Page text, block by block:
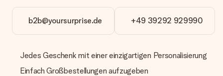
Wird die Rechnung mit der Bestellung mitverschickt?
Lieferschein. Die Rechnung zu deiner Bestellung erhältst du
zeitgleich mit der Bestätigungsmail und kannst sie jederzeit in
deinem MySurprise Account einsehen. Du kannst das
b2b@yoursurprise.de +49 39292 929990
Jedes Geschenk mit einer einzigartigen Personalisierung
Einfach Großbestellungen aufzugeben